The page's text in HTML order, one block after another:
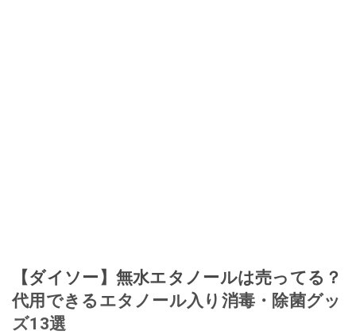
【ダイソー】無水エタノールは売ってる？
代用できるエタノール入り消毒・除菌グッ
ズ13選